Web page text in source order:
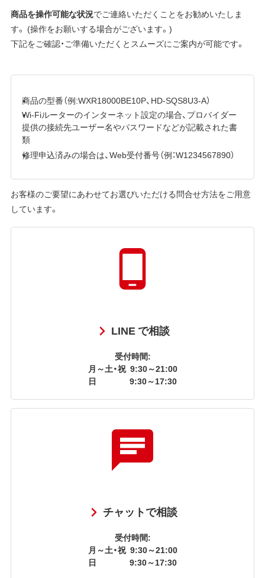
商品を操作可能な状況でご連絡いただくことをお勧めいたしま
す。 (操作をお願いする場合がございます。)
下記をご確認・ご準備いただくとスムーズにご案内が可能です。
商品の型番（例:WXR18000BE10P、HD-SQS8U3-A）
Wi-Fiルーターのインターネット設定の場合、プロバイダー
提供の接続先ユーザー名やパスワードなどが記載された書
類
修理申込済みの場合は、Web受付番号（例：W1234567890）
お客様のご要望にあわせてお選びいただける問合せ方法をご用意
しています。
LINE で相談
受付時間:
月～土・祝 9:30～21:00
日
9:30～17:30
チャットで相談
受付時間:
月～土・祝 9:30～21:00
日
9:30～17:30